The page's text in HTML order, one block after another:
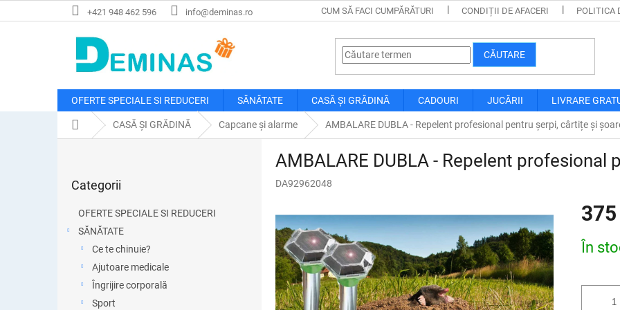
la
+421 948 462 596 info@deminas.ro CUM SĂ FACI CUMPĂRĂTURI CONDIȚII DE AFACERI POLITICA
CĂUTARE
OFERTE SPECIALE SI REDUCERI SĂNĂTATE CASĂ ȘI GRĂDINĂ CADOURI JUCĂRII LIVRARE
Acasă CASĂ ȘI GRĂDINĂ Capcane și alarme AMBALARE DUBLA - Repelent profesional pentru șerpi, cârtițe și
peste
Categorii
OFERTE SPECIALE SI REDUCERI
SĂNĂTATE
Ce te chinuie?
Ajutoare medicale
Îngrijire corporală
Sport
AMBALARE DUBLA - Repelent
DA92962048
375
Evaluare
preţ:
În